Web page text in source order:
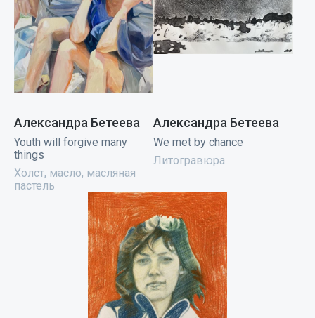
Александра Бетеева
Youth will forgive many
things
Холст, масло, масляная
пастель
Александра Бетеева
We met by chance
Литогравюра